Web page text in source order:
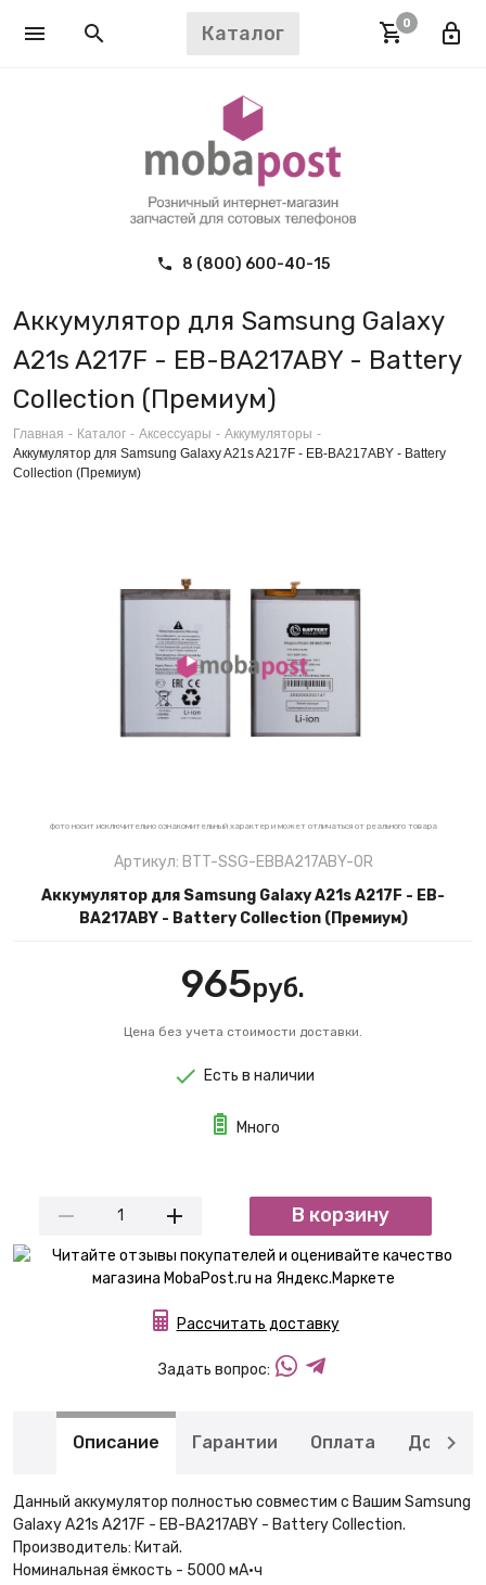
Каталог 0
8 (800) 600-40-15
Аккумулятор для Samsung Galaxy
A21s A217F - EB-BA217ABY - Battery
Collection (Премиум)
Главная - Каталог - Аксессуары - Аккумуляторы -
Аккумулятор для Samsung Galaxy A21s A217F - EB-BA217ABY - Battery
Collection (Премиум)
фото носит исключительно ознакомительный характер и может отличаться от реального товара
Артикул: BTT-SSG-EBBA217ABY-OR
Аккумулятор для Samsung Galaxy A21s A217F - EB-
BA217ABY - Battery Collection (Премиум)
965руб.
Цена без учета стоимости доставки.
Есть в наличии
Много
В корзину
Рассчитать доставку
Задать вопрос:
Описание Гарантии Оплата
Данный аккумулятор полностью совместим с Вашим Samsung
Galaxy A21s A217F - EB-BA217ABY - Battery Collection.
Производитель: Китай.
Номинальная ёмкость - 5000 мА·ч